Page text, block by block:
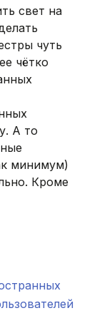
свет на
чуть
чётко
А то
минимум)
Кроме